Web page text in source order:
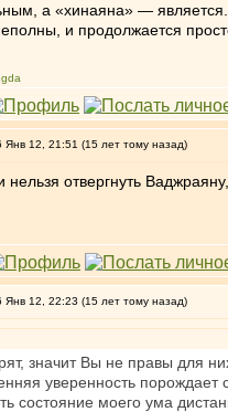
а «хинаяна» —
и продолжается
Янв 12, 21:51 (15 лет тому назад)
отвергнуть
Янв 12, 22:23 (15 лет тому назад)
значит Вы не правы для
уверенность порождает
состояние моего ума